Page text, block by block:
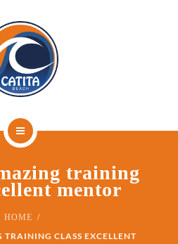
training
mentor
HOME
CLASS EXCELLENT